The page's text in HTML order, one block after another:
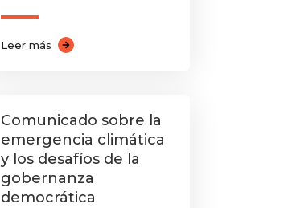
Leer más
Comunicado sobre la
emergencia climática
y los desafíos de la
gobernanza
democrática